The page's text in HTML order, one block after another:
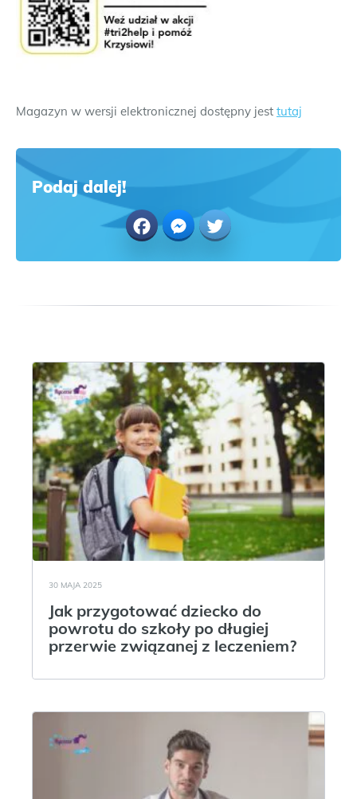
Magazyn w wersji elektronicznej dostępny jest tutaj
Podaj dalej!
FacebookMessenger
Twitter
30 MAJA 2025
Jak przygotować dziecko do
powrotu do szkoły po długiej
przerwie związanej z leczeniem?